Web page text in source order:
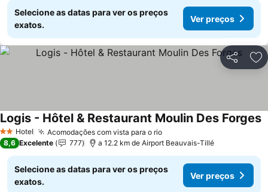
Selecione as datas para ver os preços
exatos.
Ver preços
Partilhar
2 Estrelas
Hotel Acomodações com vista para o rio
Logis - Hôtel & Restaurant Moulin Des Forges
8,6 Excelente 777 a 12.2 km de Airport Beauvais-Tillé
Selecione as datas para ver os preços
exatos.
Ver preços